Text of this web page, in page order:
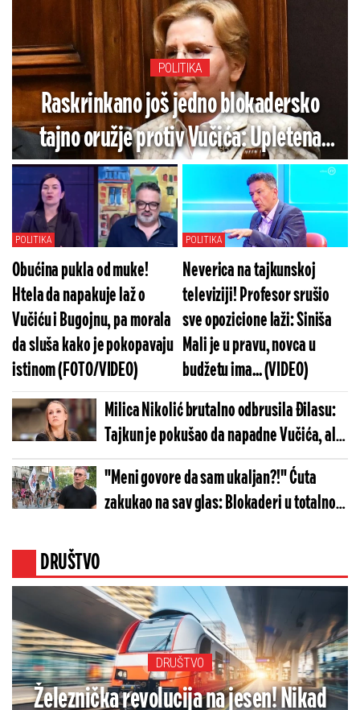
POLITIKA
Raskrinkano još jedno blokadersko
tajno oružje protiv Vučića: Upletena
Zagorka Dolovac - Ovaj dokument sve
dokazuje (FOTO)
POLITIKA
Obućina pukla od muke!
Htela da napakuje laž o
Vučiću i Bugojnu, pa morala
da sluša kako je pokopavaju
istinom (FOTO/VIDEO)
POLITIKA
Neverica na tajkunskoj
televiziji! Profesor srušio
sve opozicione laži: Siniša
Mali je u pravu, novca u
budžetu ima... (VIDEO)
Milica Nikolić brutalno odbrusila Đilasu:
Tajkun je pokušao da napadne Vučića, ali
je po ko zna koji put uhvaćen u laži
"Meni govore da sam ukaljan?!" Ćuta
zakukao na sav glas: Blokaderi u totalnom
DRUŠTVO
DRUŠTVO
Železnička revolucija na jesen! Nikad